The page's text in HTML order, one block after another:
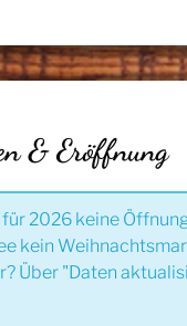
& Eröffnung
2026 keine
kein
Über "Daten